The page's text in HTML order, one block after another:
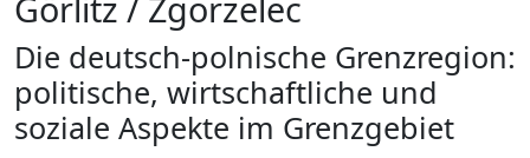
Die deutsch-polnische Grenzregion:
politische, wirtschaftliche und
soziale Aspekte im Grenzgebiet